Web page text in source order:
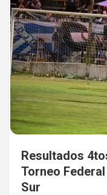
Resultados
Torneo
Sur